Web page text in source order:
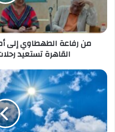
بمكتبة
القاهرة
تستعيد
إلى
من رفاعة الطهطاوي إلى
القاهرة تستعيد
تعرف
حالة
اليوم
الجمعة